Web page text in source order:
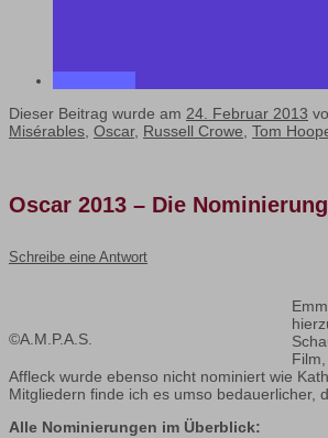
Dieser Beitrag wurde am 24. Februar 2013
Misérables, Oscar, Russell Crowe, Tom
Oscar 2013 – Die
Schreibe eine Antwort
©A.M.P.A.S.
Affleck wurde ebenso nicht nominiert wie
Mitgliedern finde ich es umso bedauerlicher,
Alle Nominierungen im Überblick: